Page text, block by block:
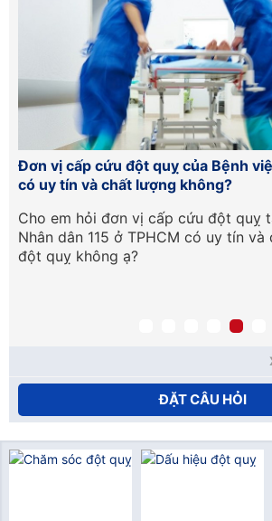
Đơn vị cấp cứu đột quỵ của Bệnh
có uy tín và chất lượng không?
Cho em hỏi đơn vị cấp cứu đột quỵ
Nhân dân 115 ở TPHCM có uy tín
đột quỵ không ạ?
ĐẶT CÂU HỎI